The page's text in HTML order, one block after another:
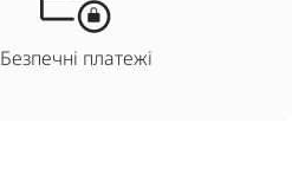
Безпечні платежі